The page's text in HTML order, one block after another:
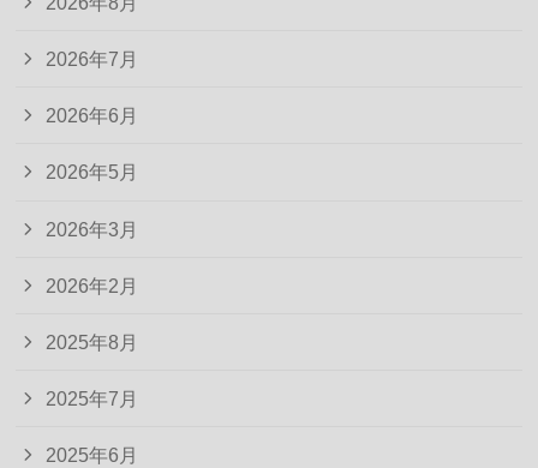
2026年7月
2026年6月
2026年5月
2026年3月
2026年2月
2025年8月
2025年7月
2025年6月